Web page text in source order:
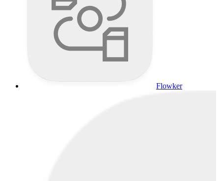
Flowker